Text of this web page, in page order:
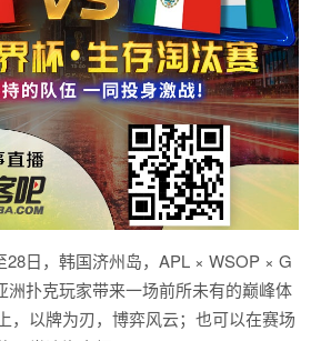
28日，韩国济州岛，APL × WSOP × G
洲扑克玩家带来一场前所未有的巅峰体
，以牌为刃，博弈风云；也可以在赛场